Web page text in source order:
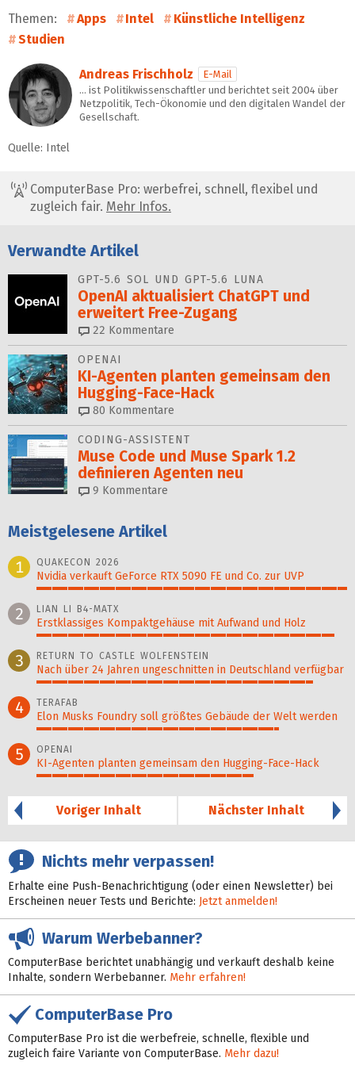
Themen: Apps Intel
Künstliche Intelligenz
Studien
Andreas Frischholz
E-Mail
… ist Politikwissenschaftler und berichtet seit 2004 über
Netzpolitik, Tech-Ökonomie und den digitalen Wandel der
Gesellschaft.
Quelle: Intel
ComputerBase Pro: werbefrei, schnell, flexibel und
zugleich fair. Mehr Infos.
Verwandte Artikel
GPT-5.6 SOL UND GPT-5.6 LUNA
OpenAI aktualisiert ChatGPT und
erweitert Free-Zugang
22 Kommentare
OPENAI
KI-Agenten planten gemein­sam den
Hugging-Face-Hack
80 Kommentare
CODING-ASSISTENT
Muse Code und Muse Spark 1.2
definieren Agenten neu
9 Kommentare
Meistgelesene Artikel
1
QUAKECON 2026
Nvidia verkauft GeForce RTX 5090 FE und Co. zur UVP
2 LIAN LI B4-MATX
Erstklassiges Kompaktgehäuse mit Aufwand und Holz
3 RETURN TO CASTLE WOLFENSTEIN
Nach über 24 Jahren ungeschnitten in Deutschland verfügbar
4 TERAFAB
Elon Musks Foundry soll größ­tes Gebäude der Welt werden
5 OPENAI
KI-Agenten planten gemein­sam den Hugging-Face-Hack
Voriger Inhalt
Nächster Inhalt
Nichts mehr verpassen!
Erhalte eine Push-Benachrichtigung (oder einen Newsletter) bei
Erscheinen neuer Tests und Berichte: Jetzt anmelden!
Warum Werbebanner?
ComputerBase berichtet unabhängig und verkauft deshalb keine
Inhalte, sondern Werbebanner. Mehr erfahren!
ComputerBase Pro
ComputerBase Pro ist die werbefreie, schnelle, flexible und
zugleich faire Variante von ComputerBase. Mehr dazu!